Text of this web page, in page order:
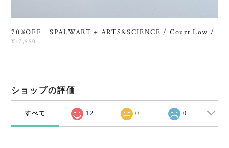
70%OFF SPALWART + ARTS&SCIENCE / Court Low /
¥17,550
ショップの評価
すべて 12 0 0